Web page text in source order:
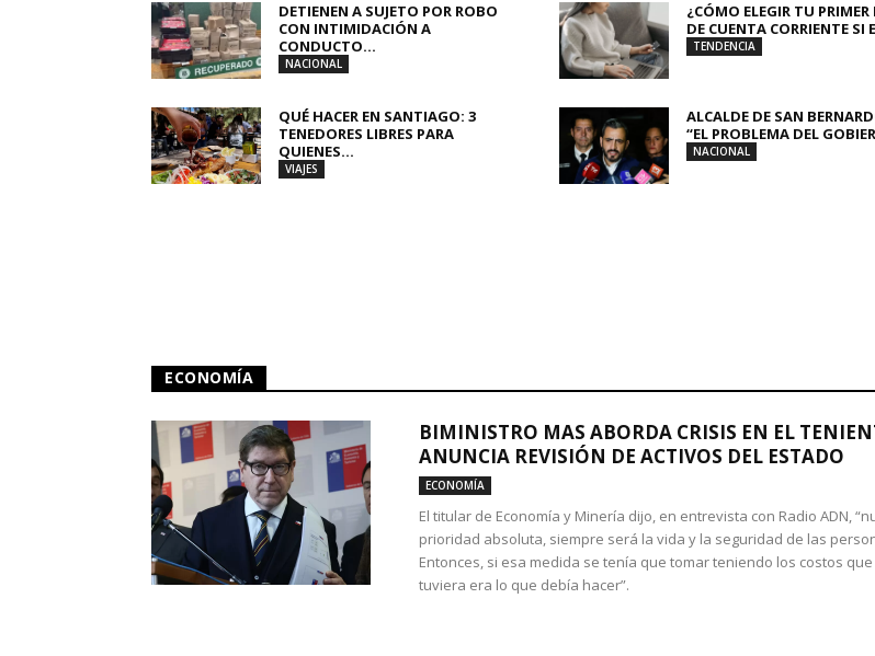
DETIENEN A SUJETO POR ROBO
CON INTIMIDACIÓN A
CONDUCTO...
NACIONAL
¿CÓMO ELEGIR TU PRIMER
DE CUENTA CORRIENTE SI
TENDENCIA
QUÉ HACER EN SANTIAGO: 3
TENEDORES LIBRES PARA
QUIENES...
VIAJES
ALCALDE DE SAN
“EL PROBLEMA DEL
NACIONAL
ECONOMÍA
BIMINISTRO MAS ABORDA CRISIS EN EL
ANUNCIA REVISIÓN DE ACTIVOS DEL ESTADO
ECONOMÍA
El titular de Economía y Minería dijo, en entrevista con Radio ADN,
prioridad absoluta, siempre será la vida y la seguridad de las
Entonces, si esa medida se tenía que tomar teniendo los costos que
tuviera era lo que debía hacer”.